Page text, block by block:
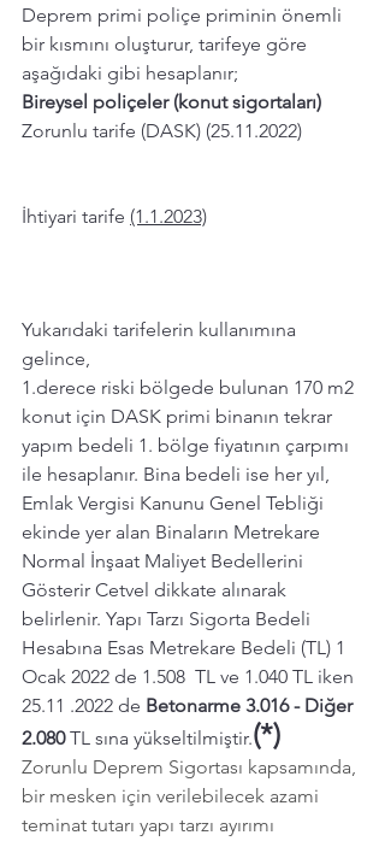
Deprem primi poliçe priminin önemli
bir kısmını oluşturur, tarifeye göre
aşağıdaki gibi hesaplanır;
Bireysel poliçeler (konut sigortaları)
Zorunlu tarife (DASK) (25.11.2022)
İhtiyari tarife (1.1.2023)
Yukarıdaki tarifelerin kullanımına
gelince,
1.derece riski bölgede bulunan 170 m2
konut için DASK primi binanın tekrar
yapım bedeli 1. bölge fiyatının çarpımı
ile hesaplanır. Bina bedeli ise her yıl,
Emlak Vergisi Kanunu Genel Tebliği
ekinde yer alan Binaların Metrekare
Normal İnşaat Maliyet Bedellerini
Gösterir Cetvel dikkate alınarak
belirlenir. Yapı Tarzı Sigorta Bedeli
Hesabına Esas Metrekare Bedeli (TL) 1
Ocak 2022 de 1.508  TL ve 1.040 TL iken
25.11 .2022 de Betonarme 3.016 - Diğer
2.080 TL sına yükseltilmiştir.(*)
Zorunlu Deprem Sigortası kapsamında,
bir mesken için verilebilecek azami
teminat tutarı yapı tarzı ayırımı